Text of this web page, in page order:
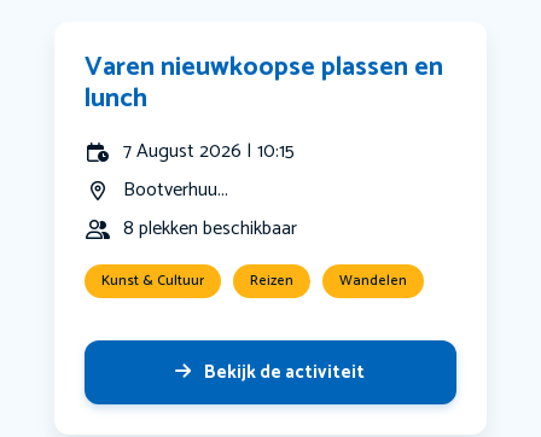
Varen nieuwkoopse plassen en
lunch
7 August 2026 | 10:15
Bootverhuu...
8 plekken beschikbaar
Kunst & Cultuur Reizen Wandelen
Bekijk de activiteit